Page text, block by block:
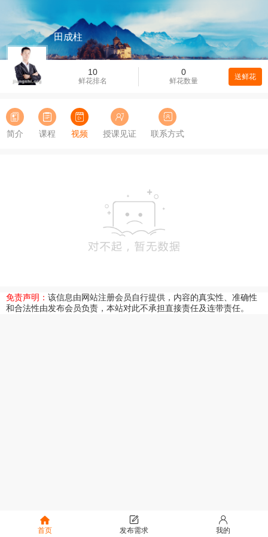
10
鲜花排名
0
鲜花数量 送鲜花
田成柱
简介 课程 视频 授课见证 联系方式
免责声明： 该信息由网站注册会员自行提供，内容的真实性、准确性
和合法性由发布会员负责，本站对此不承担直接责任及连带责任。
首页 发布需求 我的